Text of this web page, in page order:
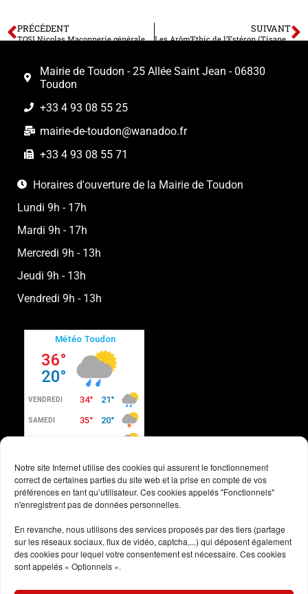
Notre site Internet utilise des cookies qui assurent le fonctionnement
correct de certaines parties du site web et la prise en compte de vos
préférences en tant qu’utilisateur. Ces cookies appelés "Fonctionnels"
n'enregistrent pas de données personnelles.
En revanche, nous utilisons des services proposés par des tiers (partage
sur les réseaux sociaux, flux de vidéo, captcha,...) qui déposent également
des cookies pour lequel votre consentement est nécessaire. Ces cookies
sont appelés « Optionnels ».
PRÉCÉDENT
TOSI Nicolas Maçonnerie générale
SUIVANT
Les Arôm’Ethic de l’Estéron (Tisanes, Fleurs Comestibles, Safran, Cosmétique BIO)
Mairie de Toudon - 25 Allée Saint Jean - 06830
Toudon
+33 4 93 08 55 25
mairie-de-toudon@wanadoo.fr
+33 4 93 08 55 71
Horaires d'ouverture de la Mairie de Toudon
Lundi 9h - 17h
Mardi 9h - 17h
Mercredi 9h - 13h
Jeudi 9h - 13h
Vendredi 9h - 13h
Politique des cookies